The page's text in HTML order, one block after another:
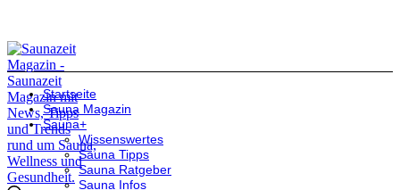
Startseite
Sauna Magazin
Sauna+
Wissenswertes
Sauna Tipps
Sauna Ratgeber
Sauna Infos